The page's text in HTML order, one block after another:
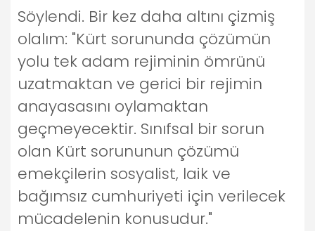
Söylendi. Bir kez daha altını çizmiş
olalım: "Kürt sorununda çözümün
yolu tek adam rejiminin ömrünü
uzatmaktan ve gerici bir rejimin
anayasasını oylamaktan
geçmeyecektir. Sınıfsal bir sorun
olan Kürt sorununun çözümü
emekçilerin sosyalist, laik ve
bağımsız cumhuriyeti için verilecek
mücadelenin konusudur."